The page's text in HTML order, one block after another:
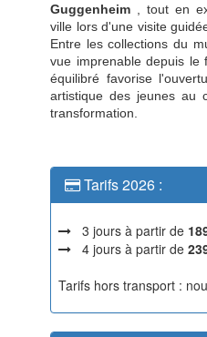
Guggenheim , tout en
ville lors d'une visite
Entre les collections du
vue imprenable depuis le
équilibré favorise
artistique des jeunes au
transformation.
Tarifs 2026 :
3 jours à partir de
4 jours à partir de
Tarifs hors transport :